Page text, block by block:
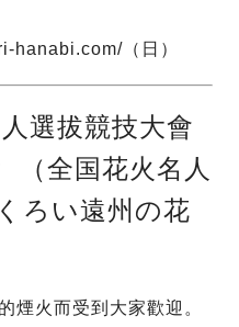
hanabi.com/（日）
選拔競技大會
（全国花火名人
ろい遠州の花
煙火而受到大家歡迎。